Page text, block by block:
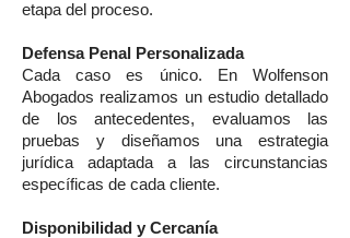
etapa del proceso.
Defensa Penal Personalizada
Cada caso es único. En Wolfenson
Abogados realizamos un estudio detallado
de los antecedentes, evaluamos las
pruebas y diseñamos una estrategia
jurídica adaptada a las circunstancias
específicas de cada cliente.
Disponibilidad y Cercanía